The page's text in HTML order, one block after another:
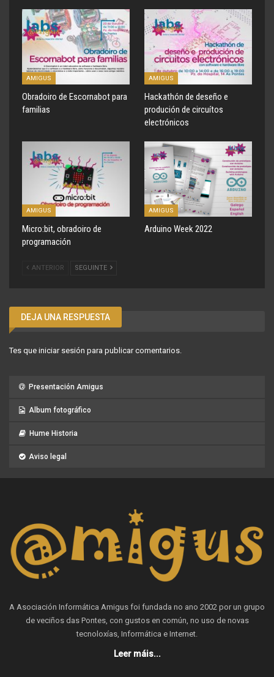
AMIGUS
Obradoiro de Escornabot para
familias
AMIGUS
Hackathón de deseño e
produción de circuítos
electrónicos
AMIGUS
Micro:bit, obradoiro de
programación
AMIGUS
Arduino Week 2022
ANTERIOR SEGUINTE
DEJA UNA RESPUESTA
Tes que iniciar sesión para publicar comentarios.
Presentación Amigus
Album fotográfico
Hume Historia
Aviso legal
A Asociación Informática Amigus foi fundada no ano 2002 por un grupo
de veciños das Pontes, con gustos en común, no uso de novas
tecnoloxías, Informática e Internet.
Leer máis...